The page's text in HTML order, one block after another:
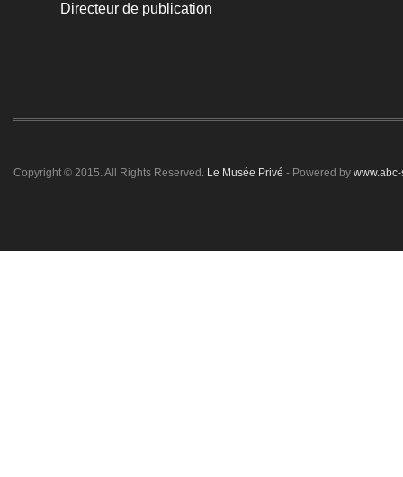
Directeur de publication
Copyright © 2015. All Rights Reserved. Le Musée Privé - Powered by